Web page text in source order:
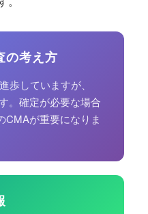
の考え方
歩していますが、
。確定が必要な場合
CMAが重要になりま